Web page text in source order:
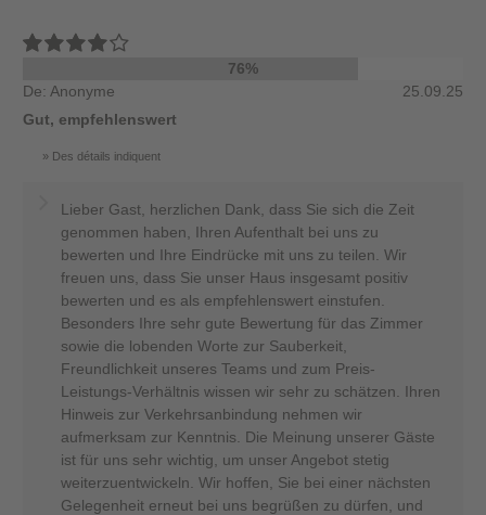
76%
De: Anonyme
25.09.25
Gut, empfehlenswert
Des détails indiquent
Lieber Gast, herzlichen Dank, dass Sie sich die Zeit
genommen haben, Ihren Aufenthalt bei uns zu
bewerten und Ihre Eindrücke mit uns zu teilen. Wir
freuen uns, dass Sie unser Haus insgesamt positiv
bewerten und es als empfehlenswert einstufen.
Besonders Ihre sehr gute Bewertung für das Zimmer
sowie die lobenden Worte zur Sauberkeit,
Freundlichkeit unseres Teams und zum Preis-
Leistungs-Verhältnis wissen wir sehr zu schätzen. Ihren
Hinweis zur Verkehrsanbindung nehmen wir
aufmerksam zur Kenntnis. Die Meinung unserer Gäste
ist für uns sehr wichtig, um unser Angebot stetig
weiterzuentwickeln. Wir hoffen, Sie bei einer nächsten
Gelegenheit erneut bei uns begrüßen zu dürfen, und